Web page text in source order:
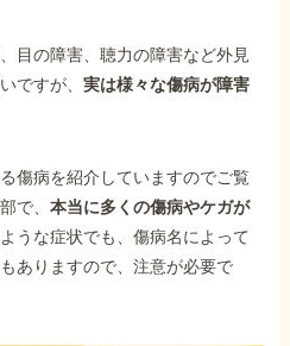
目の障害、聴力の障害など外見
ですが、実は様々な傷病が障害
傷病を紹介していますのでご覧
で、本当に多くの傷病やケガが
うな症状でも、傷病名によって
ありますので、注意が必要で